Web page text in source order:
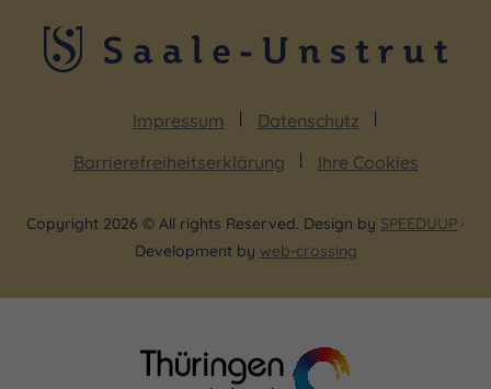
Impressum
Datenschutz
Barrierefreiheitserklärung
Ihre Cookies
Copyright 2026 © All rights Reserved. Design by SPEEDUUP ·
Development by web-crossing